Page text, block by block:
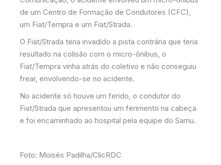
de um Centro de Formação de Condutores (CFC),
um Fiat/Tempra e um Fiat/Strada.
O Fiat/Strada teria invadido a pista contrária que teria
resultado na colisão com o micro-ônibus, o
Fiat/Tempra vinha atrás do coletivo e não conseguiu
frear, envolvendo-se no acidente.
No acidente só houve um ferido, o condutor do
Fiat/Strada que apresentou um ferimento na cabeça
e foi encaminhado ao hospital pela equipe do Samu.
Foto: Moisés Padilha/ClicRDC